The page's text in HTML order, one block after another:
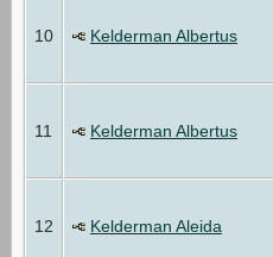
10 Kelderman Albertus
11 Kelderman Albertus
12 Kelderman Aleida